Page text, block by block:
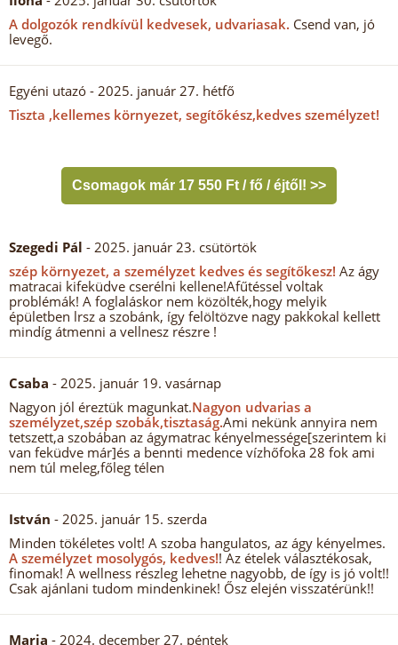
A dolgozók rendkívül kedvesek, udvariasak. Csend van, jó
levegő.
Egyéni utazó - 2025. január 27. hétfő
Tiszta ,kellemes környezet, segítőkész,kedves személyzet!
Csomagok már 17 550 Ft / fő / éjtől! >>
Szegedi Pál - 2025. január 23. csütörtök
szép környezet, a személyzet kedves és segítőkesz! Az ágy
matracai kifeküdve cserélni kellene!Afűtéssel voltak
problémák! A foglaláskor nem közölték,hogy melyik
épületben lrsz a szobánk, így felöltözve nagy pakkokal kellett
mindíg átmenni a vellnesz részre !
Csaba - 2025. január 19. vasárnap
Nagyon jól éreztük magunkat.Nagyon udvarias a
személyzet,szép szobák,tisztaság.Ami nekünk annyira nem
tetszett,a szobában az ágymatrac kényelmessége[szerintem ki
van feküdve már]és a bennti medence vízhőfoka 28 fok ami
nem túl meleg,főleg télen
István - 2025. január 15. szerda
Minden tökéletes volt! A szoba hangulatos, az ágy kényelmes.
A személyzet mosolygós, kedves!! Az ételek választékosak,
finomak! A wellness részleg lehetne nagyobb, de így is jó volt!!
Csak ajánlani tudom mindenkinek! Ősz elején visszatérünk!!
Maria - 2024. december 27. péntek